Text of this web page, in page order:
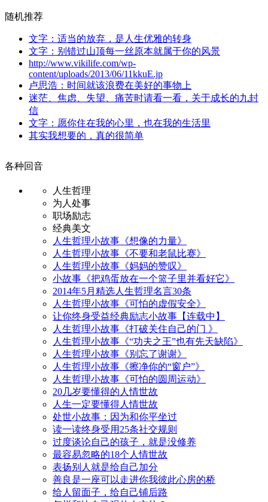
随机推荐
文字：适当的放弃，是人生优雅的转身
文字：别错过山顶每一丝原本就属于你的风景
http://www.vikilife.com/wp-
content/uploads/2013/06/11kkuE.jp
卢思浩：时间就该浪费在美好的事物上
迷茫、焦虑、失望、痛苦时请看一看，关于成长的九封
信
文字：愿你住在我的心里，也在我的生活里
其实我想要的，真的很简单
各种回音
人生哲理
为人处事
职场励志
经典美文
人生哲理小故事《想像的力量》
人生哲理小故事《不要和老鼠比赛》
人生哲理小故事《妈妈的赞叹》
小故事《把鸡蛋放在一个篮子里并看好它》
2014年5月精选人生哲理名言30条
人生哲理小故事《可怕的虚假安全》
让你终身受益经典励志小故事【连载中】
人生哲理小故事《打破关住自己的门 》
人生哲理小故事《“功夫之王”也有先天缺陷》
人生哲理小故事《别忘了谢谢》
人生哲理小故事《擦净你的“窗户”》
人生哲理小故事《可怕的圆周运动》
20几岁要懂得的人情世故
人生一定要懂得人情世故
处世小故事：因为和你平坐过
读一读终身受用25条社交规则
过度谈论自己的孩子，就是没修养
最容易忽略的18个人情世故
表扬别人就是给自己加分
善良是一座可以走进你我彼此心房的桥
给人留面子，给自己铺后路